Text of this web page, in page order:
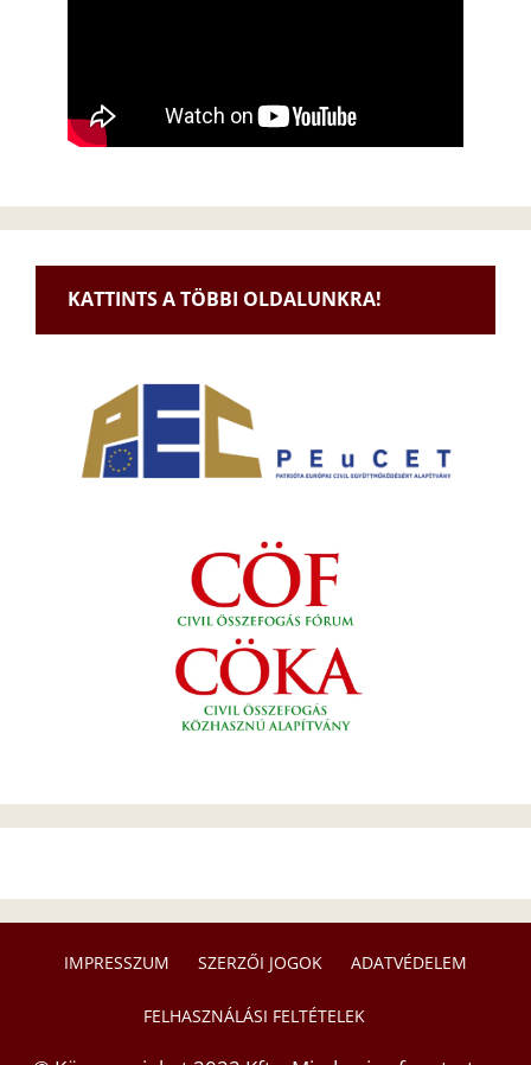
KATTINTS A TÖBBI OLDALUNKRA!
IMPRESSZUM SZERZŐI JOGOK ADATVÉDELEM
FELHASZNÁLÁSI FELTÉTELEK